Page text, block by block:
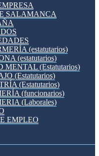
SALAMANCA
(estatutarios)
(estatutarios)
MENTAL (Estatutarios)
(Estatutarios)
(Estatutarios)
(funcionarios)
(Laborales)
EMPLEO